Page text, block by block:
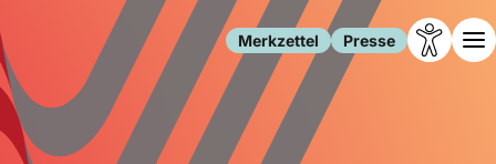
Merkzettel Presse
Leben Gesellschaft